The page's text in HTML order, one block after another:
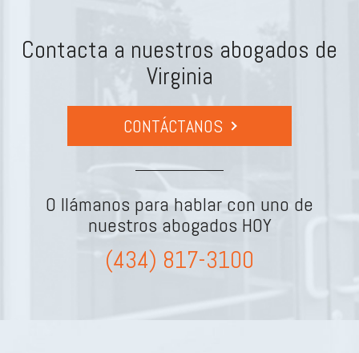
Contacta a nuestros abogados de
Virginia
CONTÁCTANOS
O llámanos para hablar con uno de
nuestros abogados HOY
(434) 817-3100